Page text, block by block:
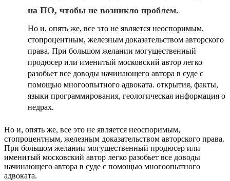
на ПО, чтобы не возникло проблем.
Но и, опять же, все это не является неоспоримым,
стопроцентным, железным доказательством авторского
права. При большом желании могущественный
продюсер или именитый московский автор легко
разобьет все доводы начинающего автора в суде с
помощью многоопытного адвоката. открытия, факты,
языки программирования, геологическая информация о
недрах.
Но и, опять же, все это не является неоспоримым,
стопроцентным, железным доказательством авторского права.
При большом желании могущественный продюсер или
именитый московский автор легко разобьет все доводы
начинающего автора в суде с помощью многоопытного
адвоката.